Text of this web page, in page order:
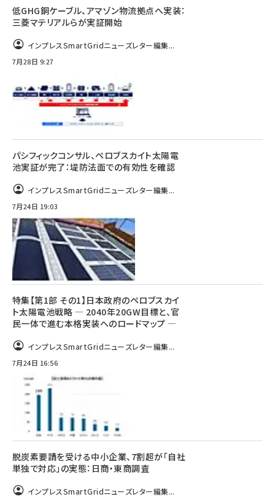
低GHG銅ケーブル、アマゾン物流拠点へ実装：
三菱マテリアルらが実証開始
インプレスSmartGridニューズレター編集...
7月28日 9:27
パシフィックコンサル、ペロブスカイト太陽電
池実証が完了：堤防法面での有効性を確認
インプレスSmartGridニューズレター編集...
7月24日 19:03
特集【第1部 その1】日本政府のペロブスカイ
ト太陽電池戦略 ― 2040年20GW目標と、官
民一体で進む本格実装へのロードマップ ―
インプレスSmartGridニューズレター編集...
7月24日 16:56
脱炭素要請を受ける中小企業、7割超が「自社
単独で対応」の実態：日商・東商調査
インプレスSmartGridニューズレター編集...